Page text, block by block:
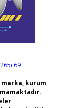
kurum